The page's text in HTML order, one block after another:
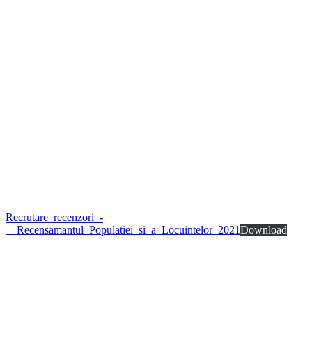
Recrutare_recenzori_-
__Recensamantul_Populatiei_si_a_Locuintelor_2021Download